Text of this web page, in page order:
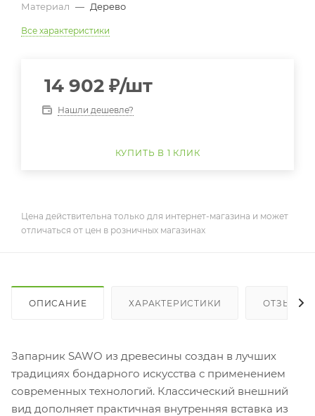
Материал — Дерево
Все характеристики
14 902 ₽/шт
Нашли дешевле?
КУПИТЬ В 1 КЛИК
Цена действительна только для интернет-магазина и может
отличаться от цен в розничных магазинах
ОПИСАНИЕ ХАРАКТЕРИСТИКИ ОТЗЫВЫ
Запарник SAWO из древесины создан в лучших
традициях бондарного искусства с применением
современных технологий. Классический внешний
вид дополняет практичная внутренняя вставка из